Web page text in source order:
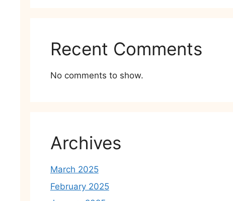
Recent Comments
No comments to show.
Archives
March 2025
February 2025